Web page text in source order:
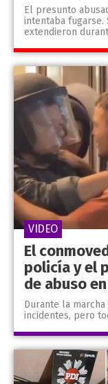
El presunto
intentaba fugarse.
extendieron
El
policía y el
de abuso
Durante la
incidentes, pero
VIDEO